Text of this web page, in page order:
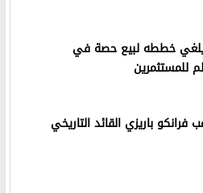
يلغي خططه لبيع حصة في
للمستثمرين
فرانكو باريزي القائد التاريخي